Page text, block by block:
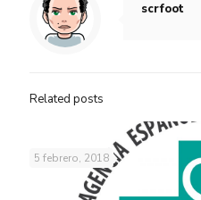
scrfoot
Related posts
5 febrero, 2018